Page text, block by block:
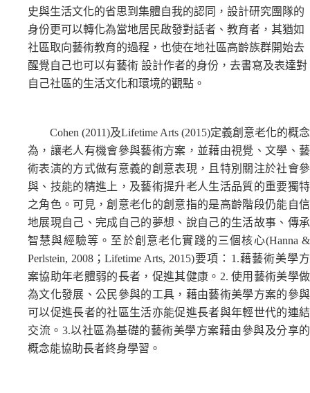
史與生活文化的省思到集體自我的認同，設計研究團隊的
身份更可以轉化為當地居民啟發對話者、教育者，其猶如
社區取向藝術教育的過程，也使在地社區高齡族群開始去
醒覺自己也可以有藝術 設計作者的身份，去書寫及表達對
自己社區的生活文化和環境的觀點。
Cohen (2011)及Lifetime Arts (2015)定義創意老化的概念
為，讓老人有機會參與藝術方案，並藉由視覺、文學、藝
術表演的方式做有意義的創意表現，且特別關注於社會參
與、技能的精進上，及藝術提升老人生活品質的重要獨特
之角色。可見，創意老化的創意指的是高齡階段仍能自信
地展現自己、完成自己的夢想、說自己的生活故事、傳承
智慧與經驗等。至於創意老化實踐的三個核心(Hanna &
Perlstein, 2008；Lifetime Arts, 2015)要項：1.藉藝術美學方
案協助年老體弱的長者，促進其健康。2. 使用藝術美學做
為文化發展、公民參與的工具，藉由藝術美學方案的參與
可以促進長者的社區生活亦能促進長者與年輕世代的連結
交流。3.以社區為基礎的藝術美學方案藉由參與及分享的
概念能協助長者終身學習。